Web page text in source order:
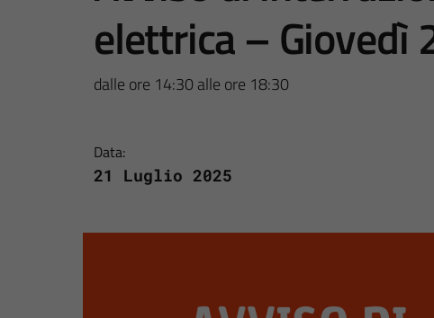
elettrica – Giovedì
dalle ore 14:30 alle ore 18:30
Data:
21 Luglio 2025